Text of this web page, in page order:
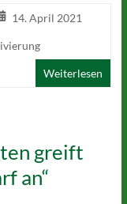
14. April 2021
Weiterlesen
greift
an“